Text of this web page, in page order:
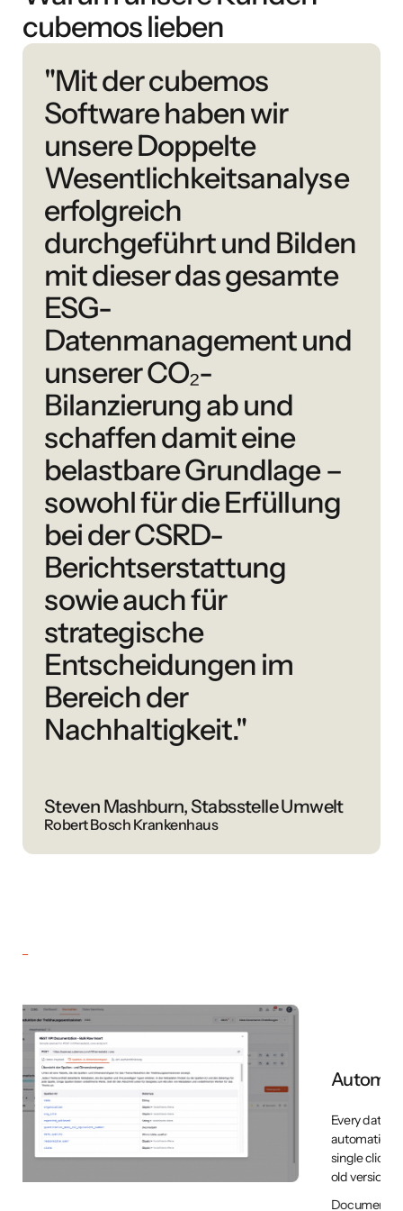
cubemos lieben
"Mit der cubemos
Software haben wir
unsere Doppelte
Wesentlichkeitsanalyse
erfolgreich
durchgeführt und Bilden
mit dieser das gesamte
ESG-
Datenmanagement und
unserer CO₂-
Bilanzierung ab und
schaffen damit eine
belastbare Grundlage –
sowohl für die Erfüllung
bei der CSRD-
Berichtserstattung
sowie auch für
strategische
Entscheidungen im
Bereich der
Nachhaltigkeit."
Steven Mashburn, Stabsstelle Umwelt
Robert Bosch Krankenhaus